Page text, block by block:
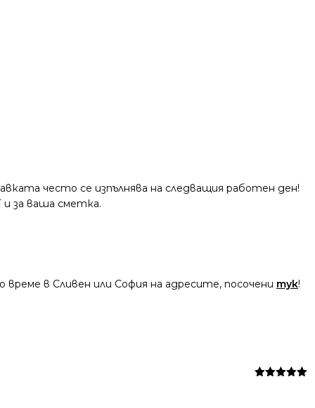
често се изпълнява на следващия работен ден!
и за ваша сметка.
в Сливен или София на адресите, посочени тук!